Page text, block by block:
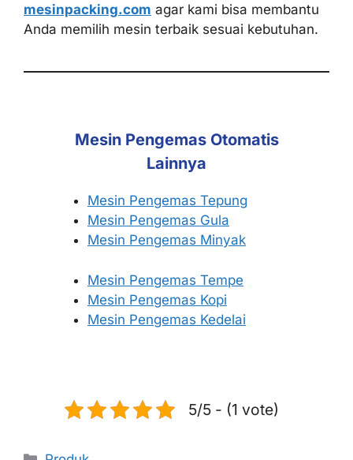
mesinpacking.com agar kami bisa membantu
Anda memilih mesin terbaik sesuai kebutuhan.
Mesin Pengemas Otomatis
Lainnya
Mesin Pengemas Tepung
Mesin Pengemas Gula
Mesin Pengemas Minyak
Mesin Pengemas Tempe
Mesin Pengemas Kopi
Mesin Pengemas Kedelai
5/5 - (1 vote)